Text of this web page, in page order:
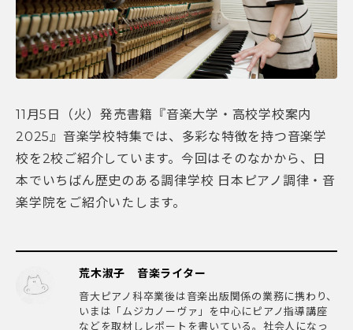
11月5日（火）発売書籍『音楽大学・高校学校案内
2025』音楽学校特集では、多彩な特徴を持つ音楽学
校を2校ご紹介しています。今回はそのなかから、日
本でいちばん歴史のある調律学校 日本ピアノ調律・音
楽学院をご紹介いたします。
荒木淑子 音楽ライター
音大ピアノ科卒業後は音楽出版関係の業務に携わり、
いまは「ムジカノーヴァ」を中心にピアノ指導講座
などを取材しレポートを書いている。社会人になっ